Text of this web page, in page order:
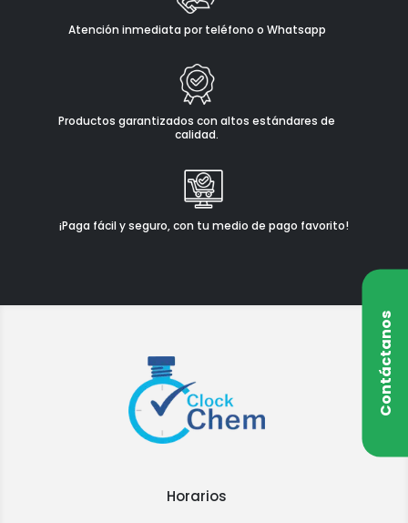
Atención inmediata por teléfono o Whatsapp
Productos garantizados con altos estándares de
calidad.
¡Paga fácil y seguro, con tu medio de pago favorito!
Contáctanos
Horarios